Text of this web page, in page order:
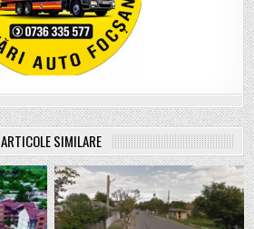
ARTICOLE SIMILARE